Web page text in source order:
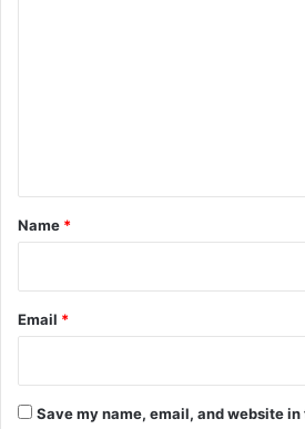
*
Name *
Email *
Save my name, email, and website